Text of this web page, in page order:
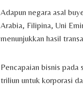
Adapun negara asal
Arabia, Filipina, Uni
menunjukkan hasil
Pencapaian bisnis
triliun untuk korporasi